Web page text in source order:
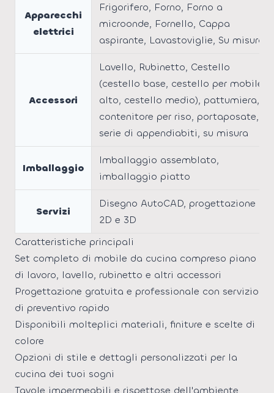
Apparecchi
elettrici
Frigorifero, Forno, Forno a
microonde, Fornello, Cappa
aspirante, Lavastoviglie, Su misura
Accessori
Lavello, Rubinetto, Cestello
(cestello base, cestello per mobile
alto, cestello medio), pattumiera,
contenitore per riso, portaposate,
serie di appendiabiti, su misura
Imballaggio
Imballaggio assemblato,
imballaggio piatto
Servizi
Disegno AutoCAD, progettazione
2D e 3D
Caratteristiche principali
Set completo di mobile da cucina compreso piano
di lavoro, lavello, rubinetto e altri accessori
Progettazione gratuita e professionale con servizio
di preventivo rapido
Disponibili molteplici materiali, finiture e scelte di
colore
Opzioni di stile e dettagli personalizzati per la
cucina dei tuoi sogni
Tavole impermeabili e rispettose dell'ambiente